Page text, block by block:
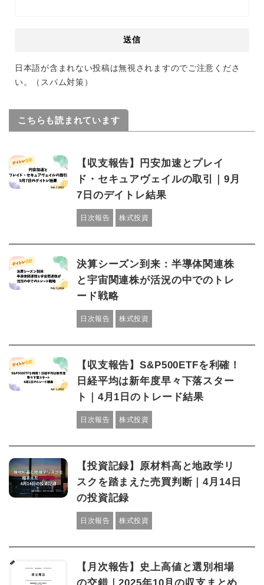
日本語が含まれない投稿は無視されますのでご注意くださ
い。（スパム対策）
こちらも読まれています
【収支報告】円安加速とプレイ
ド・セキュアヴェイルの取引｜9月
7日のデイトレ結果
日次報告 株式投資
決算シーズン到来：半導体関連株
と宇宙関連株が活況の中でのトレ
ード戦略
日次報告 株式投資
【収支報告】S&P500ETFを利確！
日経平均は新年度早々下落スター
ト｜4月1日のトレード結果
日次報告 株式投資
【投資記録】原材料高と地政学リ
スクを踏まえた売買判断｜4月14日
の投資記録
日次報告 株式投資
【月次報告】史上高値と選別相場